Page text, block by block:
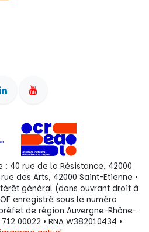
40 rue de la Résistance, 42000
des Arts, 42000 Saint-Etienne •
général (dons ouvrant droit à
enregistré sous le numéro
de région Auvergne-Rhône-
00022 • RNA W382010434 •